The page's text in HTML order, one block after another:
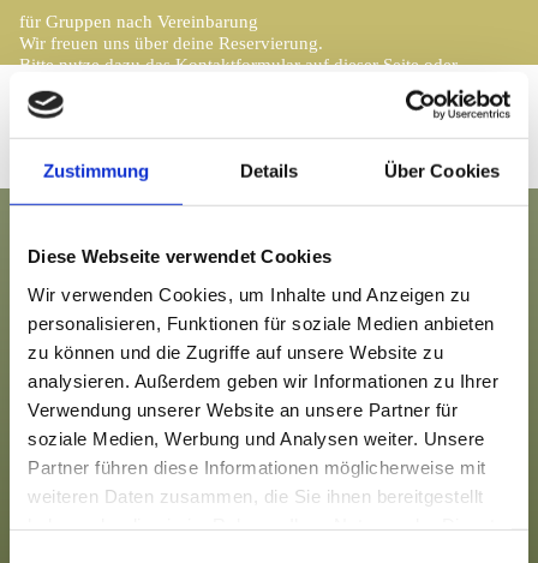
Zustimmung Details Über Cookies
Diese Webseite verwendet Cookies
Wir verwenden Cookies, um Inhalte und Anzeigen zu
personalisieren, Funktionen für soziale Medien anbieten
zu können und die Zugriffe auf unsere Website zu
analysieren. Außerdem geben wir Informationen zu Ihrer
Verwendung unserer Website an unsere Partner für
soziale Medien, Werbung und Analysen weiter. Unsere
Partner führen diese Informationen möglicherweise mit
weiteren Daten zusammen, die Sie ihnen bereitgestellt
für Gruppen nach Vereinbarung
Wir freuen uns über deine Reservierung.
Bitte nutze dazu das Kontaktformular auf dieser Seite oder
telefoniere mit uns: +49 (0) 151 290 712 08
Kuchenspezialitäten
Im Café Heimat bieten wir wechselnde handgemachte
Kuchen. Sie werden ganz in der Nähe von einer
passionierten Kuchenbäckerin mit Liebe gebacken. Das sieht
und schmeckt man! Dazu reichen wir eine Auswahl an
aromatischen Kaffees, feinen Tees, Schokolade und
Kaltgetränken.
Gutes aus der Nähe, dafür schlägt unser Herz
Im Café Heimat achten wir darauf, Speisen und Getränke